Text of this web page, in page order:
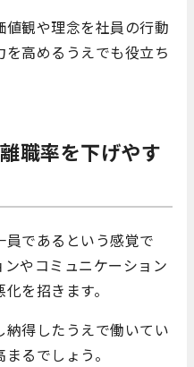
観や理念を社員の行動
高めるうえでも役立ち
職率を下げやす
であるという感覚で
やコミュニケーション
を招きます。
得したうえで働いてい
るでしょう。